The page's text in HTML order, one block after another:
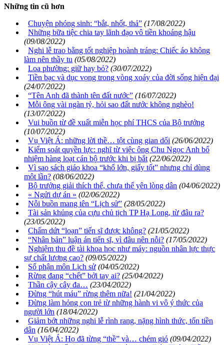
Những tin cũ hơn
Chuyện phóng sinh: “bắt, nhốt, thả” (17/08/2022)
Những bữa tiệc chia tay lãnh đạo vô tiền khoáng hậu
(09/08/2022)
Nghi lễ trao bằng tốt nghiệp hoành tráng: Chiếc áo không
làm nên thầy tu (05/08/2022)
Loa phường: giữ hay bỏ? (30/07/2022)
Tiền bạc và dục vọng trong vòng xoáy của đời sống hiện đại
(24/07/2022)
“Tên Anh đã thành tên đất nước” (16/07/2022)
Mỗi ông vài ngàn tỷ, hỏi sao đất nước không nghèo!
(13/07/2022)
Vui buồn từ đề xuất miễn học phí THCS của Bộ trưởng
(10/07/2022)
Vụ Việt Á: những lời thề… tột cùng gian dối (26/06/2022)
Kiểm soát quyền lực: nghĩ từ việc ông Chu Ngọc Anh bổ
nhiệm hàng loạt cán bộ trước khi bị bắt (22/06/2022)
Vì sao sách giáo khoa “khổ lớn, giấy tốt” nhưng chỉ dùng
một lần? (08/06/2022)
Bộ trưởng giải thích thế, chưa thể yên lòng dân (04/06/2022)
« Ngửi dự án » (02/06/2022)
Nỗi buồn mang tên “Lịch sử” (28/05/2022)
Tài sản khủng của cựu chủ tịch TP Hạ Long, từ đâu ra?
(23/05/2022)
Chấm dứt “loạn” tiến sĩ được không? (21/05/2022)
“Nhân bản” luận án tiến sĩ, vì đâu nên nỗi? (17/05/2022)
Nghiệm thu đề tài khoa học như máy: nguồn nhân lực thực
sự chất lượng cao? (09/05/2022)
Số phận môn Lịch sử (04/05/2022)
Rừng đang “chết” bởi tay ai? (25/04/2022)
Thần cậy cây đa… (23/04/2022)
Đừng “hút máu” rừng thêm nữa! (21/04/2022)
Đừng làm hỏng con trẻ từ những hành vi vô ý thức của
người lớn (18/04/2022)
Giảm bớt những nghi lễ rình rang, nặng hình thức, tốn tiền
dân (16/04/2022)
Vụ Việt Á: Họ đã từng “thề” và… chém gió (09/04/2022)